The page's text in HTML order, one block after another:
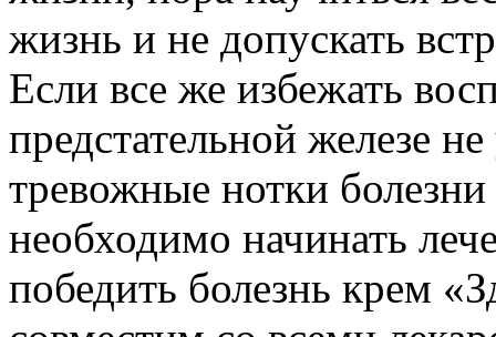
жизнь и не допускать
Если все же избежать
предстательной железе
тревожные нотки
необходимо начинать
победить болезнь крем